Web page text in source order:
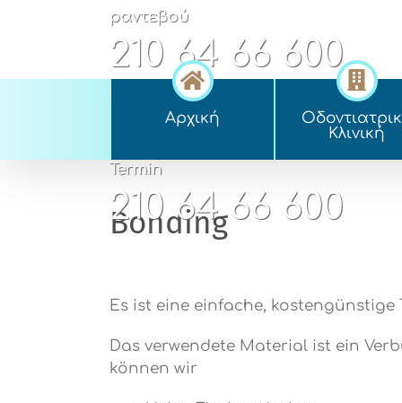
ραντεβού
210 64 66 600
appointment
210 64 66 600
Termin
210 64 66 600
Αρχική
Kλινική
Bonding
Es ist eine einfache, kostengünstige
Das verwendete Material ist ein
können wir